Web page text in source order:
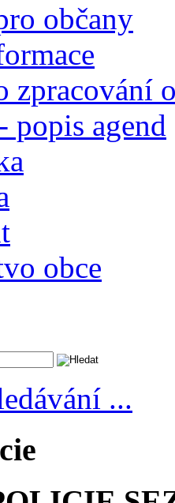
občany
zpracování
popis agend
obce
...